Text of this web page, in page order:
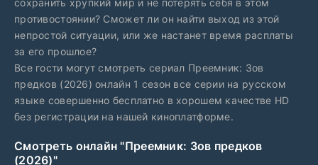
сохранить хрупкий мир и не потерять себя в этом
противостоянии? Сможет ли он найти выход из этой
непростой ситуации, или же настанет время расплаты
за его прошлое?
Все гости могут смотреть сериал Преемник: Зов
предков (2026) онлайн 1 сезон все серии на русском
языке совершенно бесплатно в хорошем качестве HD
без регистрации на нашей киноплатформе.
Смотреть онлайн "Преемник: Зов предков
(2026)"